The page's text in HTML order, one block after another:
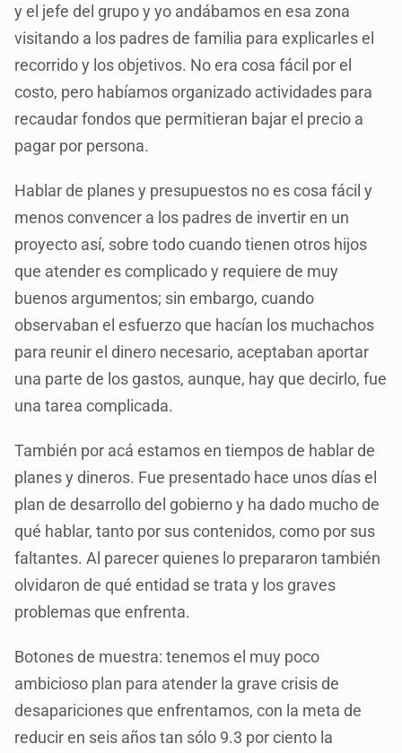
y el jefe del grupo y yo andábamos en esa zona
visitando a los padres de familia para explicarles el
recorrido y los objetivos. No era cosa fácil por el
costo, pero habíamos organizado actividades para
recaudar fondos que permitieran bajar el precio a
pagar por persona.
Hablar de planes y presupuestos no es cosa fácil y
menos convencer a los padres de invertir en un
proyecto así, sobre todo cuando tienen otros hijos
que atender es complicado y requiere de muy
buenos argumentos; sin embargo, cuando
observaban el esfuerzo que hacían los muchachos
para reunir el dinero necesario, aceptaban aportar
una parte de los gastos, aunque, hay que decirlo, fue
una tarea complicada.
También por acá estamos en tiempos de hablar de
planes y dineros. Fue presentado hace unos días el
plan de desarrollo del gobierno y ha dado mucho de
qué hablar, tanto por sus contenidos, como por sus
faltantes. Al parecer quienes lo prepararon también
olvidaron de qué entidad se trata y los graves
problemas que enfrenta.
Botones de muestra: tenemos el muy poco
ambicioso plan para atender la grave crisis de
desapariciones que enfrentamos, con la meta de
reducir en seis años tan sólo 9.3 por ciento la